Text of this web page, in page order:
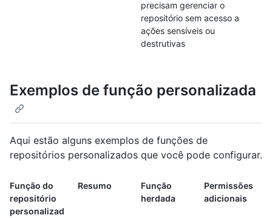
precisam gerenciar o
repositório sem acesso a
ações sensíveis ou
destrutivas
Exemplos de função personalizada
Aqui estão alguns exemplos de funções de
repositórios personalizados que você pode configurar.
Função do
repositório
personalizad
Resumo
Função
herdada
Permissões
adicionais